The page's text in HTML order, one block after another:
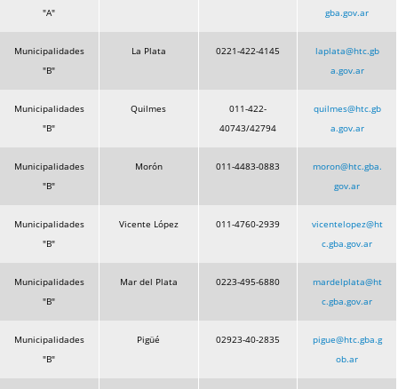
"A"
gba.gov.ar
Municipalidades
"B"
La Plata 0221-422-4145
laplata@htc.gb
a.gov.ar
Municipalidades
"B"
Quilmes
011-422-
40743/42794
quilmes@htc.gb
a.gov.ar
Municipalidades
"B"
Morón 011-4483-0883
moron@htc.gba.
gov.ar
Municipalidades
"B"
Vicente López 011-4760-2939
vicentelopez@ht
c.gba.gov.ar
Municipalidades
"B"
Mar del Plata 0223-495-6880
mardelplata@ht
c.gba.gov.ar
Municipalidades
"B"
Pigüé 02923-40-2835
pigue@htc.gba.g
ob.ar